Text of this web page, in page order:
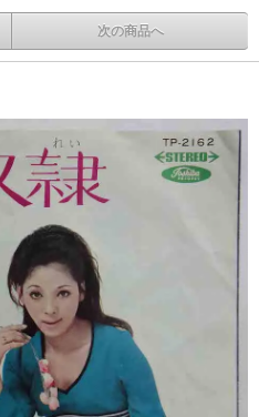
次の商品へ